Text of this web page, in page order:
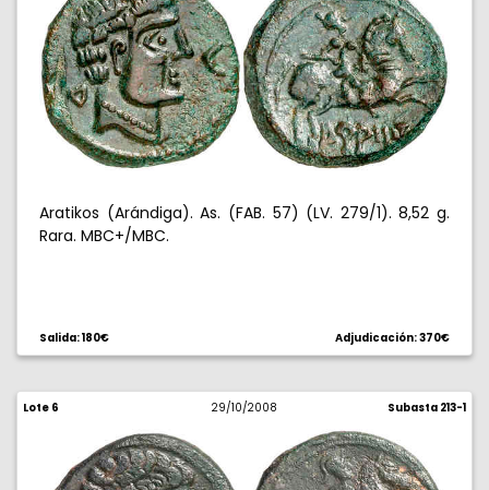
Aratikos (Arándiga). As. (FAB. 57) (LV. 279/1). 8,52 g.
Rara. MBC+/MBC.
Salida: 180€ Adjudicación: 370€
Lote 6 29/10/2008 Subasta 213-1